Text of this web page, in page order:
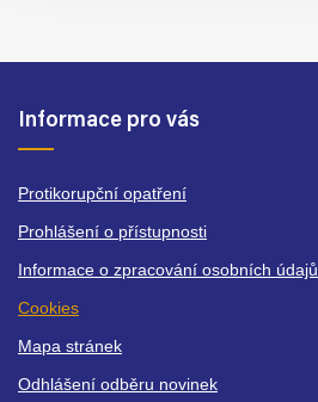
Informace pro vás
Protikorupční opatření
Prohlášení o přístupnosti
Informace o zpracování osobních údajů
Cookies
Mapa stránek
Odhlášení odběru novinek